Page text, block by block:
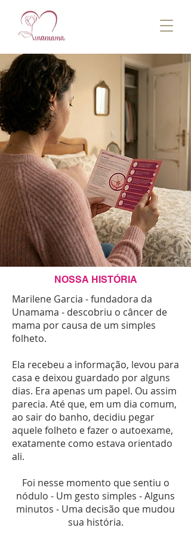
NOSSA HISTÓRIA
Marilene Garcia - fundadora da
Unamama - descobriu o câncer de
mama por causa de um simples
folheto.
Ela recebeu a informação, levou para
casa e deixou guardado por alguns
dias. Era apenas um papel. Ou assim
parecia. Até que, em um dia comum,
ao sair do banho, decidiu pegar
aquele folheto e fazer o autoexame,
exatamente como estava orientado
ali.
Foi nesse momento que sentiu o
nódulo - Um gesto simples - Alguns
minutos - Uma decisão que mudou
sua história.